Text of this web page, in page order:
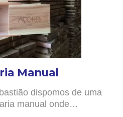
Manual
dispomos de uma
manual onde…